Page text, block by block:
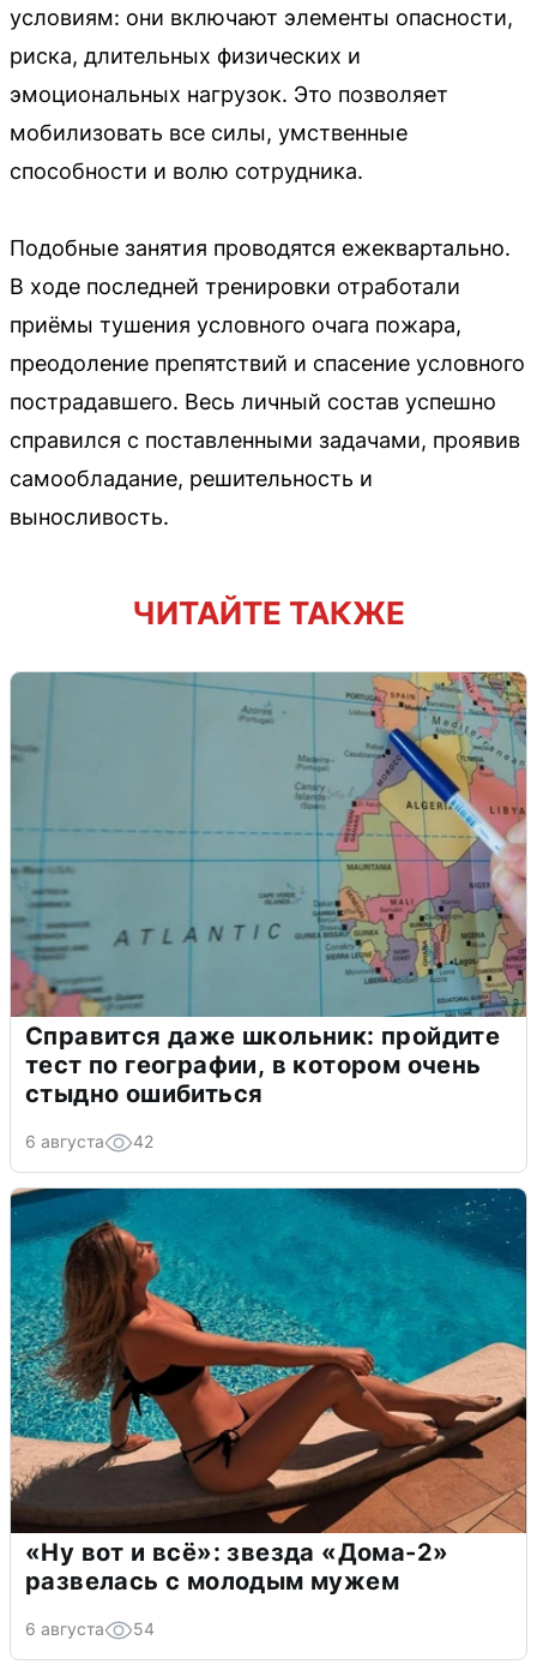
условиям: они включают элементы опасности,
риска, длительных физических и
эмоциональных нагрузок. Это позволяет
мобилизовать все силы, умственные
способности и волю сотрудника.
Подобные занятия проводятся ежеквартально.
В ходе последней тренировки отработали
приёмы тушения условного очага пожара,
преодоление препятствий и спасение условного
пострадавшего. Весь личный состав успешно
справился с поставленными задачами, проявив
самообладание, решительность и
выносливость.
ЧИТАЙТЕ ТАКЖЕ
Справится даже школьник: пройдите
тест по географии, в котором очень
стыдно ошибиться
6 августа 42
«Ну вот и всё»: звезда «Дома-2»
развелась с молодым мужем
6 августа 54